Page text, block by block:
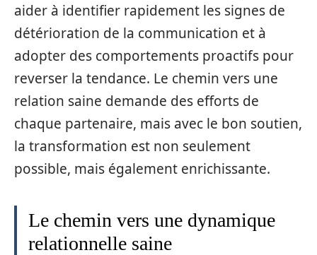
aider à identifier rapidement les signes de
détérioration de la communication et à
adopter des comportements proactifs pour
reverser la tendance. Le chemin vers une
relation saine demande des efforts de
chaque partenaire, mais avec le bon soutien,
la transformation est non seulement
possible, mais également enrichissante.
Le chemin vers une dynamique
relationnelle saine